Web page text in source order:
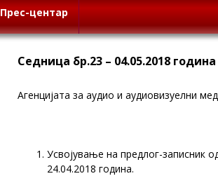
Прес-центар
Седница бр.23 – 04.05.2018 година
Агенцијата за аудио и аудиовизуелни
Усвојување на предлог-записник
24.04.2018 година.